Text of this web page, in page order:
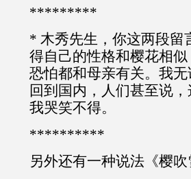
*********
* 木秀先生，你这两段留
得自己的性格和樱花相
恐怕都和母亲有关。我
回到国内，人们甚至说
我哭笑不得。
**********
另外还有一种说法《樱吹